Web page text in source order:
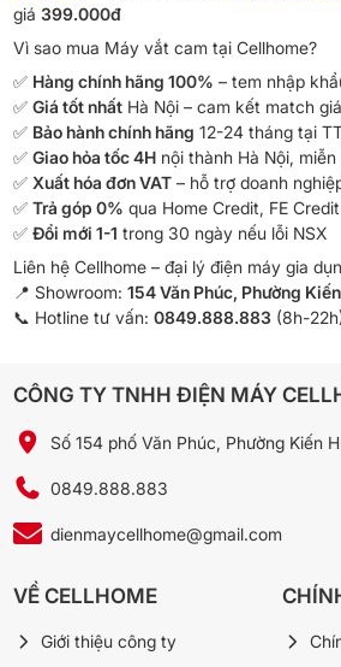
giá 399.000đ
Vì sao mua Máy vắt cam tại Cellhome?
✅ Hàng chính hãng 100% – tem nhập
✅ Giá tốt nhấtHà Nội – cam kết match
✅ Bảo hành chính hãng 12-24 tháng tại
✅ Giao hỏa tốc 4Hnội thành Hà Nội,
✅ Xuất hóa đơn VAT– hỗ trợ doanh
✅ Trả góp 0% qua Home Credit, FE Credit
✅ Đổi mới 1-1 trong 30 ngày nếu lỗi NSX
Liên hệ Cellhome – đại lý điện máy gia
📍 Showroom: 154 Văn Phúc, Phường
📞 Hotline tư vấn: 0849.888.883(8h-
CÔNG TY TNHH ĐIỆN MÁY
Số 154 phố Văn Phúc, Phường Kiến
0849.888.883
dienmaycellhome@gmail.com
VỀ CELLHOME
Giới thiệu công ty